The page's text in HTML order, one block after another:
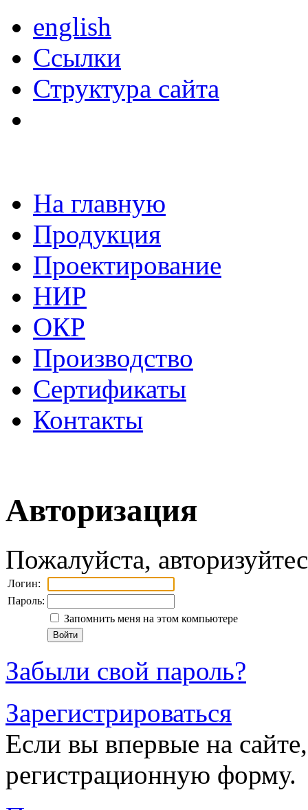
english
Ссылки
Структура сайта
На главную
Продукция
Проектирование
НИР
ОКР
Производство
Сертификаты
Контакты
Авторизация
Пожалуйста,
Логин:
Пароль:
Запомнить меня на этом компьютере
Забыли свой пароль?
Зарегистрироваться
Если вы впервые на
регистрационную форму.